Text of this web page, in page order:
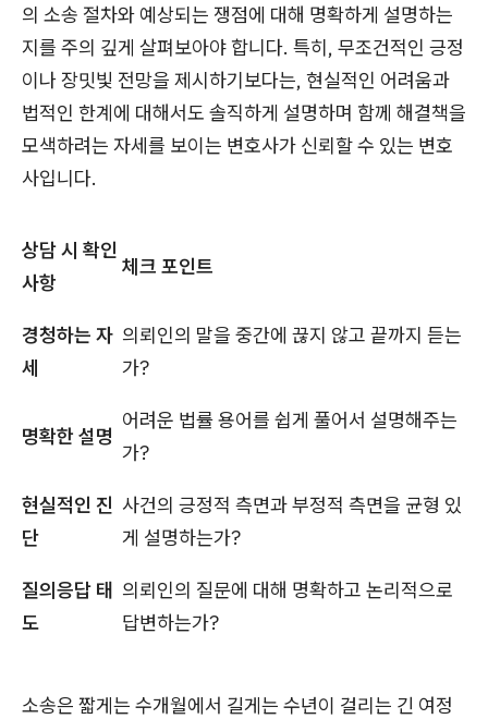
의 소송 절차와 예상되는 쟁점에 대해 명확하게 설명하는
지를 주의 깊게 살펴보아야 합니다. 특히, 무조건적인 긍정
이나 장밋빛 전망을 제시하기보다는, 현실적인 어려움과
법적인 한계에 대해서도 솔직하게 설명하며 함께 해결책을
모색하려는 자세를 보이는 변호사가 신뢰할 수 있는 변호
사입니다.
상담 시 확인
사항
체크 포인트
경청하는 자
세
의뢰인의 말을 중간에 끊지 않고 끝까지 듣는
가?
명확한 설명
어려운 법률 용어를 쉽게 풀어서 설명해주는
가?
현실적인 진
단
사건의 긍정적 측면과 부정적 측면을 균형 있
게 설명하는가?
질의응답 태
도
의뢰인의 질문에 대해 명확하고 논리적으로
답변하는가?
소송은 짧게는 수개월에서 길게는 수년이 걸리는 긴 여정